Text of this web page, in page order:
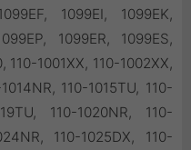
1099EI, 1099EK,
1099ER, 1099ES,
110-1001XX, 110-1002XX,
110-1015TU, 110-
110-1020NR, 110-
110-1025DX, 110-